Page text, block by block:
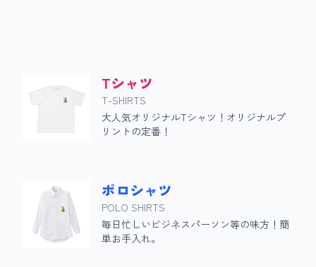
Tシャツ
T-SHIRTS
大人気オリジナルTシャツ！オリジナルプ
リントの定番！
ポロシャツ
POLO SHIRTS
毎日忙しいビジネスパーソン等の味方！簡
単お手入れ。